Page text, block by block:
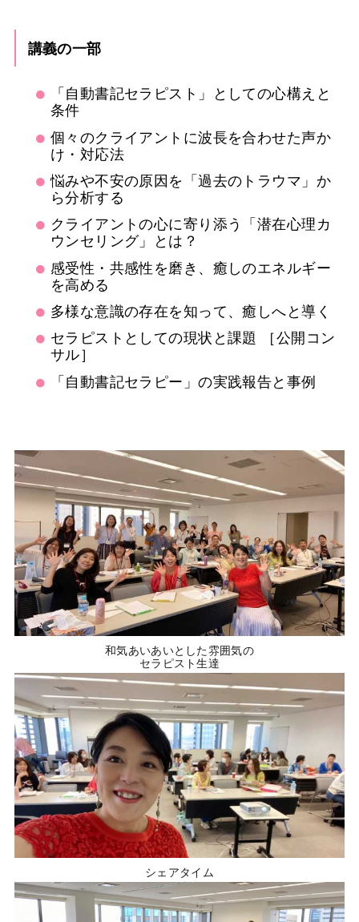
講義の一部
「自動書記セラピスト」としての心構えと
条件
個々のクライアントに波長を合わせた声か
け・対応法
悩みや不安の原因を「過去のトラウマ」か
ら分析する
クライアントの心に寄り添う「潜在心理カ
ウンセリング」とは？
感受性・共感性を磨き、癒しのエネルギー
を高める
多様な意識の存在を知って、癒しへと導く
セラピストとしての現状と課題 ［公開コン
サル］
「自動書記セラピー」の実践報告と事例
和気あいあいとした雰囲気の
セラピスト生達
シェアタイム